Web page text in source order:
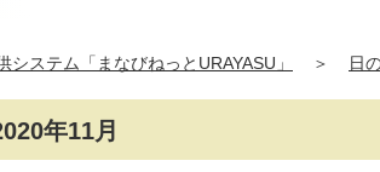
ステム「まなびねっとURAYASU」 ＞ 日
年11月